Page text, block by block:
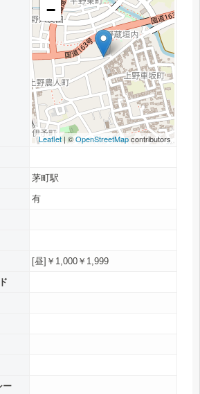
−
Leaflet | ©OpenStreetMapcontributors
茅町駅
有
[昼]￥1,000￥1,999
ー